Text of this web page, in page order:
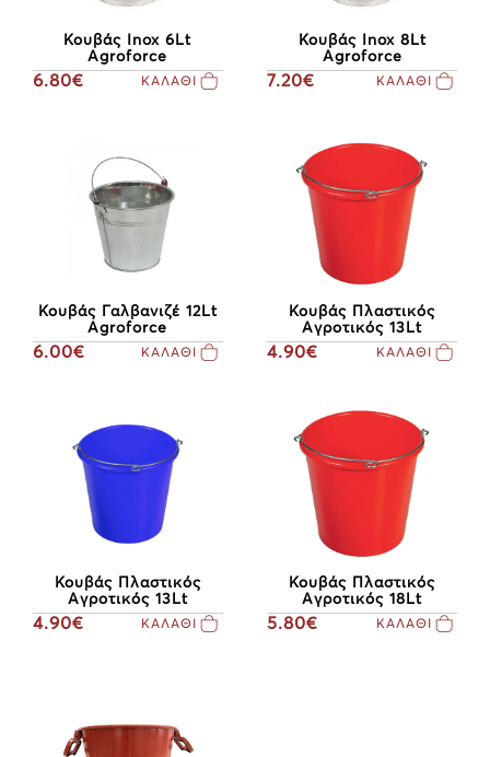
Κουβάς Inox 6Lt
Agroforce
6.80€ ΚΑΛΑΘΙ
Κουβάς Inox 8Lt
Agroforce
7.20€ ΚΑΛΑΘΙ
Κουβάς Γαλβανιζέ 12Lt
Agroforce
6.00€ ΚΑΛΑΘΙ
Κουβάς Πλαστικός
Αγροτικός 13Lt
4.90€ ΚΑΛΑΘΙ
Κουβάς Πλαστικός
Αγροτικός 13Lt
4.90€ ΚΑΛΑΘΙ
Κουβάς Πλαστικός
Αγροτικός 18Lt
5.80€ ΚΑΛΑΘΙ